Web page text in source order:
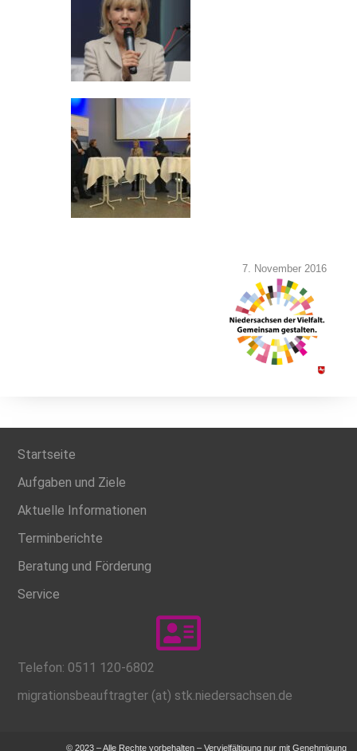
7. November 2016
Startseite
Aufgaben und Ziele
Aktuelle Informationen
Terminberichte
Beratung und Förderung
Service
Telefon: 0511 120-6802
migrationsbeauftragter (at) stk.niedersachsen.de
© 2023 – Alle Rechte vorbehalten – Vervielfältigung nur mit Genehmigung